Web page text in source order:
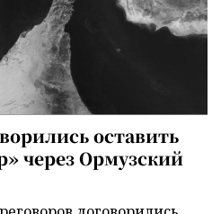
оставить
через Ормузский